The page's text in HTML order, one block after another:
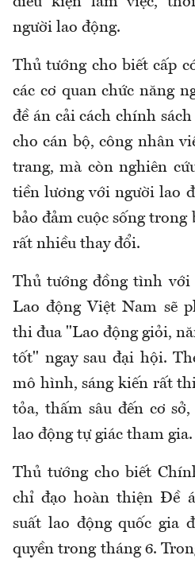
người lao động.
Thủ tướng cho biết cấp
các cơ quan chức năng
đề án cải cách chính
cho cán bộ, công nhân
trang, mà còn nghiên
tiền lương với người lao
bảo đảm cuộc sống
rất nhiều thay đổi.
Thủ tướng đồng tình với
Lao động Việt Nam sẽ
thi đua "Lao động giỏi,
tốt" ngay sau đại hội.
mô hình, sáng kiến rất
tỏa, thấm sâu đến cơ
lao động tự giác tham gia.
Thủ tướng cho biết
chỉ đạo hoàn thiện Đề
suất lao động quốc gia
quyền trong tháng 6. T